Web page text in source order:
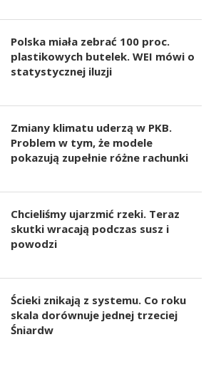
Polska miała zebrać 100 proc.
plastikowych butelek. WEI mówi o
statystycznej iluzji
Zmiany klimatu uderzą w PKB.
Problem w tym, że modele
pokazują zupełnie różne rachunki
Chcieliśmy ujarzmić rzeki. Teraz
skutki wracają podczas susz i
powodzi
Ścieki znikają z systemu. Co roku
skala dorównuje jednej trzeciej
Śniardw